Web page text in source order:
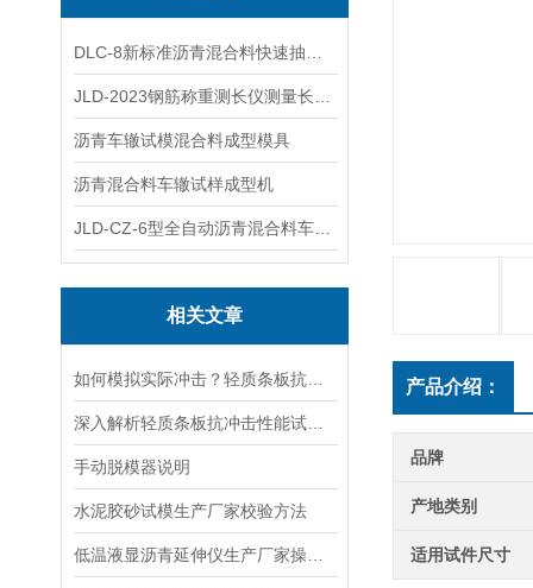
沥青车辙试模混合料成型模具
沥青混合料车辙试样成型机
相关文章
手动脱模器说明
水泥胶砂试模生产厂家校验方法
产品介绍：
品牌
产地类别
适用试件尺寸